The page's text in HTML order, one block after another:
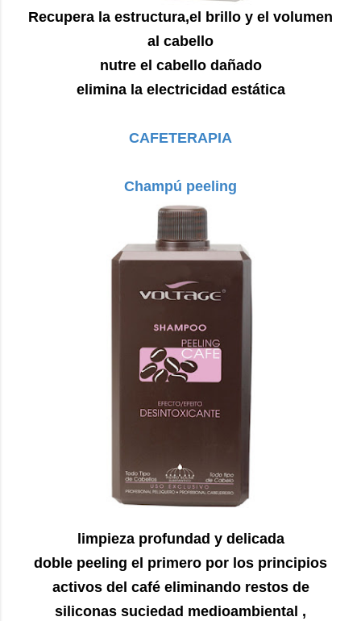
Recupera la estructura,el brillo y el volumen
al cabello
nutre el cabello dañado
elimina la electricidad estática
CAFETERAPIA
Champú peeling
limpieza profundad y delicada
doble peeling el primero por los principios
activos del café eliminando restos de
siliconas suciedad medioambiental ,